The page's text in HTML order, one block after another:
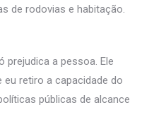
de rodovias e habitação.
prejudica a pessoa. Ele
eu retiro a capacidade do
públicas de alcance